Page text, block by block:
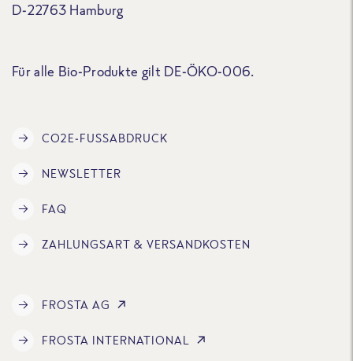
D-22763 Hamburg
Für alle Bio-Produkte gilt DE-ÖKO-006.
CO2E-FUSSABDRUCK
NEWSLETTER
FAQ
ZAHLUNGSART & VERSANDKOSTEN
FROSTA AG
FROSTA INTERNATIONAL